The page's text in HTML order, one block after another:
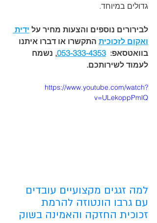
גדולים במיוחד.
לבירורים נוספים והצעות מחיר על ידית
ואקום לזכוכית התקשרו או דברו איתנו
בוואטסאפ: 053-333-4353, נשמח
לעמוד לשירותכם.
https://www.youtube.com/watch?
v=ULekoppPmlQ
למה זגגים מקצועיים עובדים
עם גרבו הונטוזה להרמת
זכוכית החזקה והאמינה בשוק